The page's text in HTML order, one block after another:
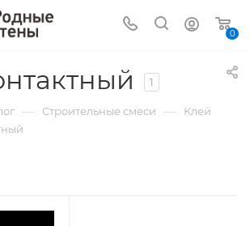
0
1
— Строительные смеси — Клей